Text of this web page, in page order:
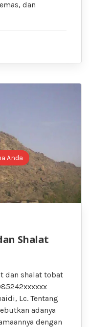
dan
Anda
Shalat
dan shalat tobat
Lc. Tentang
adanya
dengan